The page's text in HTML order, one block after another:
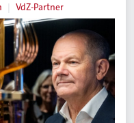
VdZ-Partner